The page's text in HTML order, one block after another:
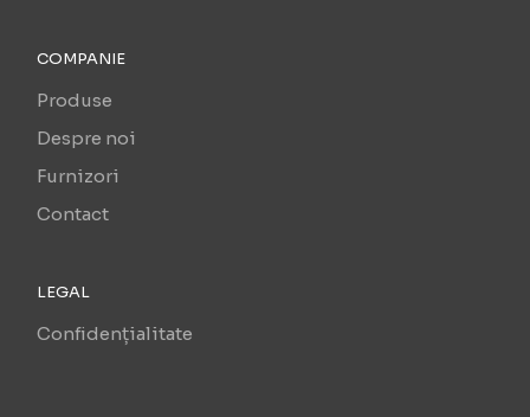
COMPANIE
Produse
Despre noi
Furnizori
Contact
LEGAL
Confidențialitate